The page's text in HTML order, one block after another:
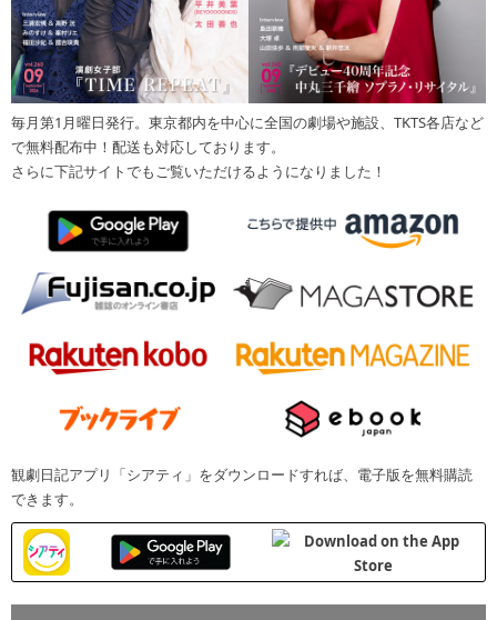
毎月第1月曜日発行。東京都内を中心に全国の劇場や施設、TKTS各店など
で無料配布中！配送も対応しております。
さらに下記サイトでもご覧いただけるようになりました！
観劇日記アプリ「シアティ」をダウンロードすれば、電子版を無料購読
できます。